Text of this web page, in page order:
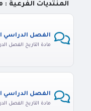
المنتديات الفرعية :
الفصل الدراسي
مادة التاريخ الفصل
الفصل الدراسي
مادة التاريخ الفصل